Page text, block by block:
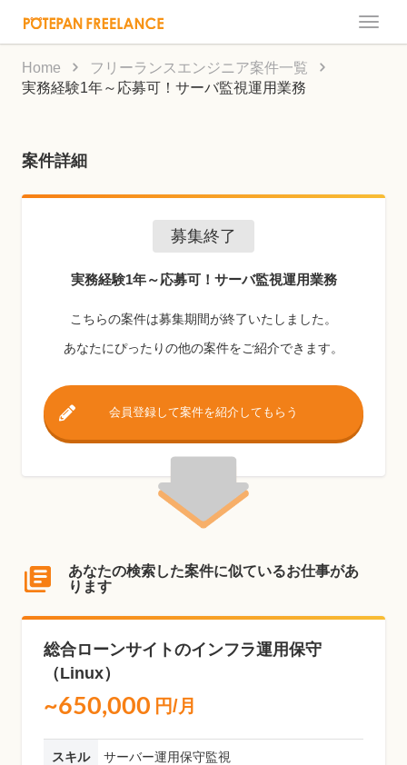
Toggle
Home
フリーランスエンジニア案件一覧
実務経験1年～応募可！サーバ監視運用業務
案件詳細
募集終了
実務経験1年～応募可！サーバ監視運用業務
こちらの案件は募集期間が終了いたしました。
あなたにぴったりの他の案件をご紹介できます。
会員登録して案件を紹介してもらう
あなたの検索した案件に似ているお仕事があ
ります
総合ローンサイトのインフラ運用保守
（Linux）
~650,000 円/月
スキル サーバー運用保守監視